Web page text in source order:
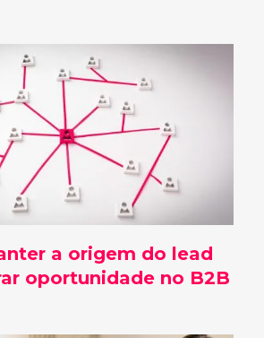
a origem do lead
oportunidade no B2B